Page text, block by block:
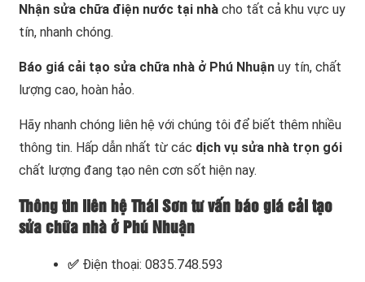
Nhận sửa chữa điện nước tại nhà cho tất cả khu vực uy
tín, nhanh chóng.
Báo giá cải tạo sửa chữa nhà ở Phú Nhuận uy tín, chất
lượng cao, hoàn hảo.
Hãy nhanh chóng liên hệ với chúng tôi để biết thêm nhiều
thông tin. Hấp dẫn nhất từ các dịch vụ sửa nhà trọn gói
chất lượng đang tạo nên cơn sốt hiện nay.
Thông tin liên hệ Thái Sơn tư vấn báo giá cải tạo
sửa chữa nhà ở Phú Nhuận
✅ Điện thoại: 0835.748.593